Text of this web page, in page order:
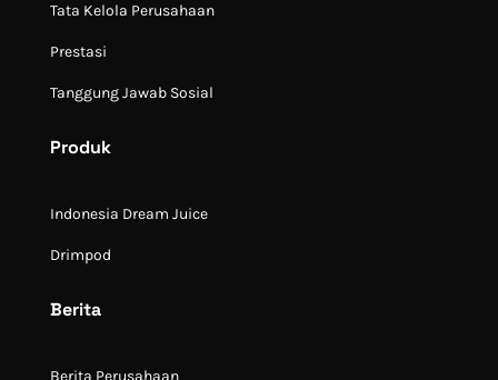
Tata Kelola Perusahaan
Prestasi
Tanggung Jawab Sosial
Produk
Indonesia Dream Juice
Drimpod
Berita